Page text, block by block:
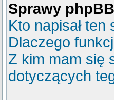
Sprawy
Kto napisał ten
Dlaczego
Z kim mam się
dotyczących